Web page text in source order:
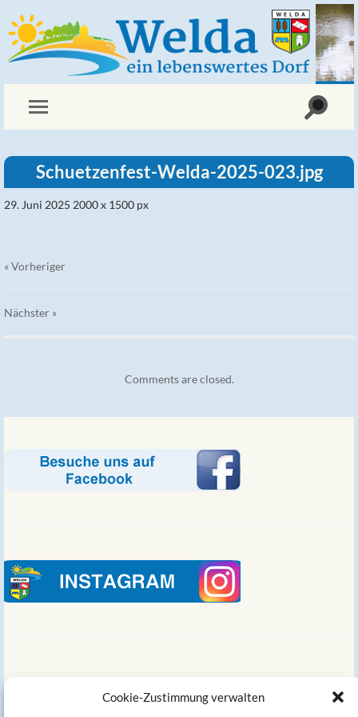
Cookie-Zustimmung verwalten
Schuetzenfest-Welda-2025-023.jpg
29. Juni 2025 2000x 1500 px
« Vorheriger
Nächster »
Comments are closed.